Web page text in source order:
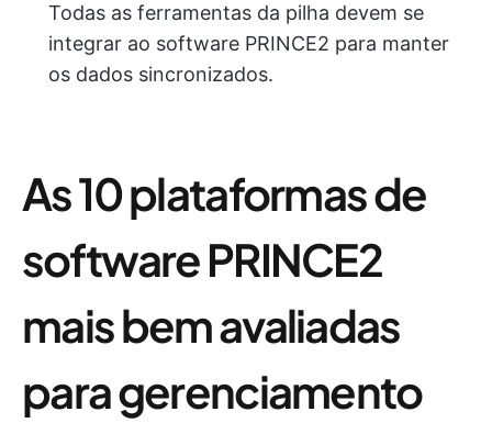
Todas as ferramentas da pilha devem se
integrar ao software PRINCE2 para manter
os dados sincronizados.
As 10 plataformas de
software PRINCE2
mais bem avaliadas
para gerenciamento